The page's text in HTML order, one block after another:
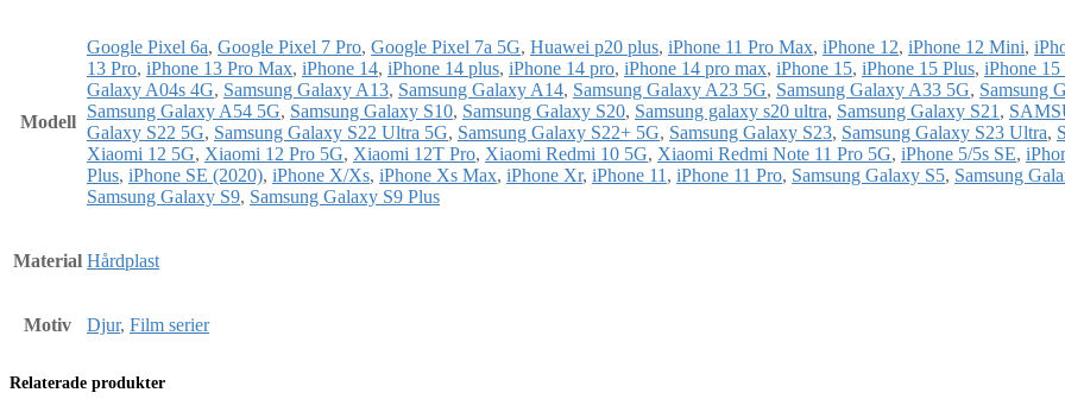
Modell
Google Pixel 6a, Google Pixel 7 Pro, Google Pixel 7a 5G, Huawei p20 plus, iPhone 11 Pro Max, iPhone 12, iPhone 12 Mini,
13 Pro, iPhone 13 Pro Max, iPhone 14, iPhone 14 plus, iPhone 14 pro, iPhone 14 pro max, iPhone 15, iPhone 15 Plus, iPhone 15
Galaxy A04s 4G, Samsung Galaxy A13, Samsung Galaxy A14, Samsung Galaxy A23 5G, Samsung Galaxy A33 5G, Samsung
Samsung Galaxy A54 5G, Samsung Galaxy S10, Samsung Galaxy S20, Samsung galaxy s20 ultra, Samsung Galaxy S21 ,
Galaxy S22 5G, Samsung Galaxy S22 Ultra 5G, Samsung Galaxy S22+ 5G, Samsung Galaxy S23, Samsung Galaxy S23 Ultra,
Xiaomi 12 5G, Xiaomi 12 Pro 5G, Xiaomi 12T Pro, Xiaomi Redmi 10 5G, Xiaomi Redmi Note 11 Pro 5G, iPhone 5/5s SE,
Plus, iPhone SE (2020), iPhone X/Xs, iPhone Xs Max, iPhone Xr, iPhone 11 , iPhone 11 Pro, Samsung Galaxy S5, Samsung
Samsung Galaxy S9, Samsung Galaxy S9 Plus
Material Hårdplast
Motiv Djur, Film serier
Relaterade produkter